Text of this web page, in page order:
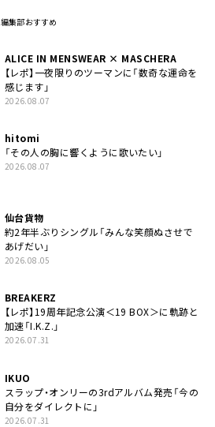
編集部おすすめ
ALICE IN MENSWEAR × MASCHERA
【レポ】一夜限りのツーマンに「数奇な運命を
感じます」
2026.08.07
hitomi
「その人の胸に響くように歌いたい」
2026.08.07
仙台貨物
約2年半ぶりシングル「みんな笑顔ぬさせで
あげだい」
2026.08.05
BREAKERZ
【レポ】19周年記念公演＜19 BOX＞に軌跡と
加速「I.K.Z.」
2026.07.31
IKUO
スラップ・オンリーの3rdアルバム発売「今の
自分をダイレクトに」
2026.07.31